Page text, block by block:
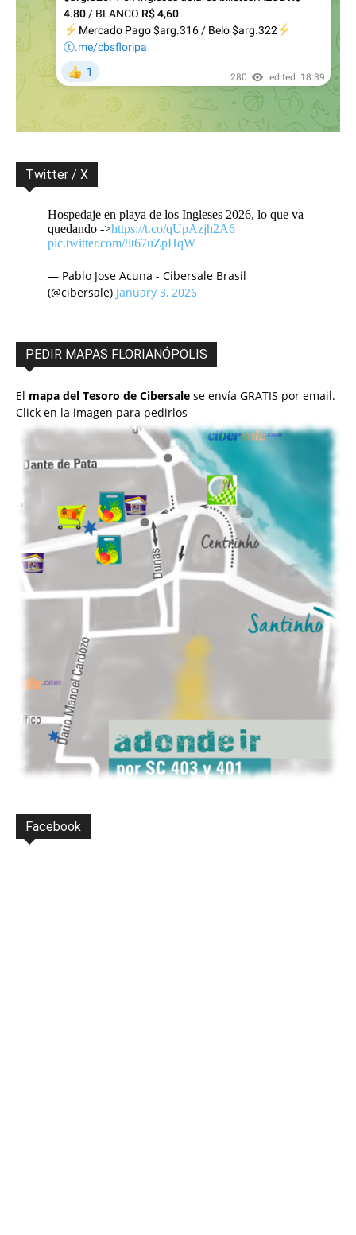
Twitter / X
Hospedaje en playa de los Ingleses 2026, lo que va
quedando ->https://t.co/qUpAzjh2A6
pic.twitter.com/8t67uZpHqW
— Pablo Jose Acuna - Cibersale Brasil
(@cibersale) January 3, 2026
PEDIR MAPAS FLORIANÓPOLIS
El mapa del Tesoro de Cibersale se envía GRATIS por email.
Click en la imagen para pedirlos
Facebook